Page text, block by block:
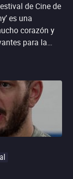
de Cine de
es una
corazón y
para la
(‘Comando
una
de autoestima
Nueva York,
por
parece a
accidente’,
más honesta